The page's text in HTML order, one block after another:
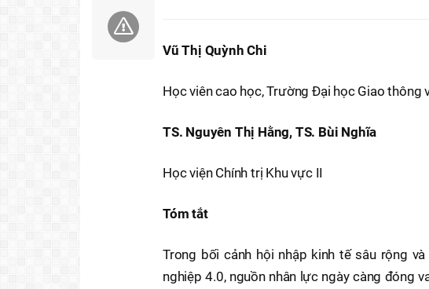
Vũ Thị Quỳnh Chi
Học viên cao học, Trường Đại học Giao thông
TS. Nguyên Thị Hằng, TS. Bùi Nghĩa
Học viện Chính trị Khu vực II
Tóm tắt
Trong bối cảnh hội nhập kinh tế sâu rộng
nghiệp 4.0, nguồn nhân lực ngày càng đóng